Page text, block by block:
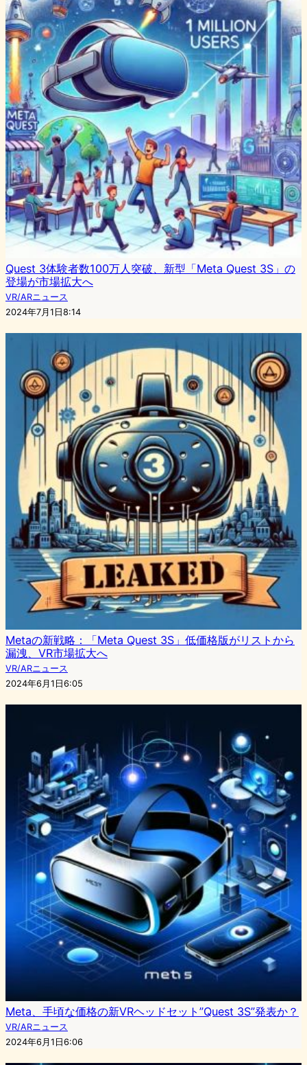
Quest 3体験者数100万人突破、新型「Meta Quest 3S」の
登場が市場拡大へ
VR/ARニュース
2024年7月1日8:14
Metaの新戦略：「Meta Quest 3S」低価格版がリストから
漏洩、VR市場拡大へ
VR/ARニュース
2024年6月1日6:05
Meta、手頃な価格の新VRヘッドセット”Quest 3S”発表か？
VR/ARニュース
2024年6月1日6:06